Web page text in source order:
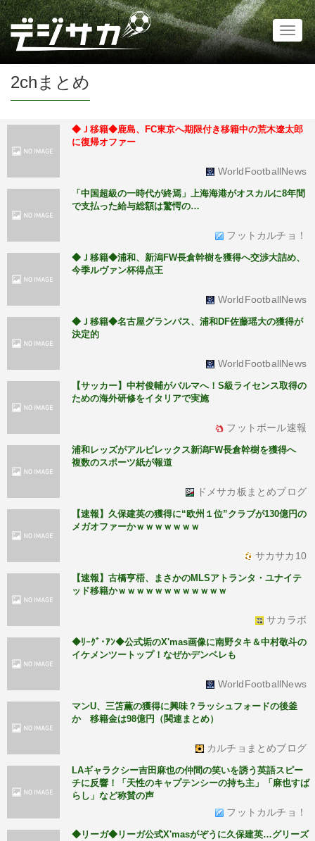
2chまとめ
◆Ｊ移籍◆鹿島、FC東京へ期限付き移籍中の荒木遼太郎
に復帰オファー
WorldFootballNews
「中国超級の一時代が終焉」上海海港がオスカルに8年間
で支払った給与総額は驚愕の…
フットカルチョ！
◆Ｊ移籍◆浦和、新潟FW長倉幹樹を獲得へ交渉大詰め、
今季ルヴァン杯得点王
WorldFootballNews
◆Ｊ移籍◆名古屋グランパス、浦和DF佐藤瑶大の獲得が
決定的
WorldFootballNews
【サッカー】中村俊輔がパルマへ！S級ライセンス取得の
ための海外研修をイタリアで実施
フットボール速報
浦和レッズがアルビレックス新潟FW長倉幹樹を獲得へ
複数のスポーツ紙が報道
ドメサカ板まとめブログ
【速報】久保建英の獲得に“欧州１位”クラブが130億円の
メガオファーかｗｗｗｗｗｗｗ
サカサカ10
【速報】古橋亨梧、まさかのMLSアトランタ・ユナイテ
ッド移籍かｗｗｗｗｗｗｗｗｗｗｗｗ
サカラボ
◆ﾘｰｸﾞ･ｱﾝ◆公式垢のX'mas画像に南野タキ＆中村敬斗の
イケメンツートップ！なぜかデンベレも
WorldFootballNews
マンU、三笘薫の獲得に興味？ラッシュフォードの後釜
か 移籍金は98億円（関連まとめ）
カルチョまとめブログ
LAギャラクシー吉田麻也の仲間の笑いを誘う英語スピー
チに反響！「天性のキャプテンシーの持ち主」「麻也すば
らし」など称賛の声
フットカルチョ！
◆リーガ◆リーガ公式X'masがぞうに久保建英…グリーズ